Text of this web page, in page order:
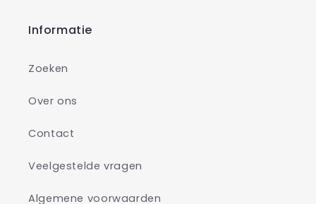
Informatie
Zoeken
Over ons
Contact
Veelgestelde vragen
Algemene voorwaarden